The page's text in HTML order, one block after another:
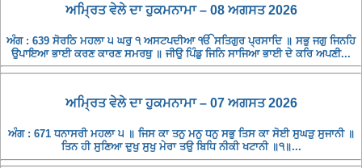
ਅਮ੍ਰਿਤ ਵੇਲੇ ਦਾ ਹੁਕਮਨਾਮਾ – 08 ਅਗਸਤ 2026
ਅੰਗ : 639 ਸੋਰਠਿ ਮਹਲਾ ੫ ਘਰੁ ੧ ਅਸਟਪਦੀਆ ੴ ਸਤਿਗੁਰ ਪ੍ਰਸਾਦਿ ॥ ਸਭੁ ਜਗੁ ਜਿਨਹਿ
ਉਪਾਇਆ ਭਾਈ ਕਰਣ ਕਾਰਣ ਸਮਰਥੁ ॥ ਜੀਉ ਪਿੰਡੁ ਜਿਨਿ ਸਾਜਿਆ ਭਾਈ ਦੇ ਕਰਿ ਅਪਣੀ...
ਅਮ੍ਰਿਤ ਵੇਲੇ ਦਾ ਹੁਕਮਨਾਮਾ – 07 ਅਗਸਤ 2026
ਅੰਗ : 671 ਧਨਾਸਰੀ ਮਹਲਾ ੫ ॥ ਜਿਸ ਕਾ ਤਨੁ ਮਨੁ ਧਨੁ ਸਭੁ ਤਿਸ ਕਾ ਸੋਈ ਸੁਘੜੁ ਸੁਜਾਨੀ ॥
ਤਿਨ ਹੀ ਸੁਣਿਆ ਦੁਖੁ ਸੁਖੁ ਮੇਰਾ ਤਉ ਬਿਧਿ ਨੀਕੀ ਖਟਾਨੀ ॥੧॥...